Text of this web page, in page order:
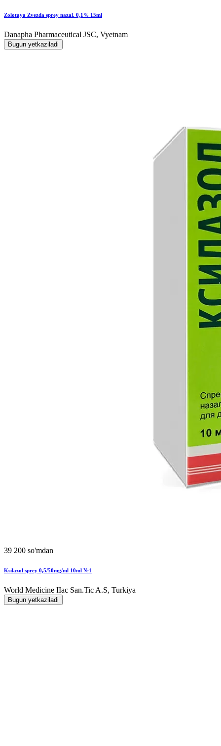
Zolotaya Zvezda sprey nazal. 0,1% 15ml
Danapha Pharmaceutical JSC, Vyetnam
Bugun yetkaziladi
39 200 so'mdan
Ksilazol sprey 0,5/50mg/ml 10ml №1
World Мedicine IIac San.Tic A.S, Turkiya
Bugun yetkaziladi